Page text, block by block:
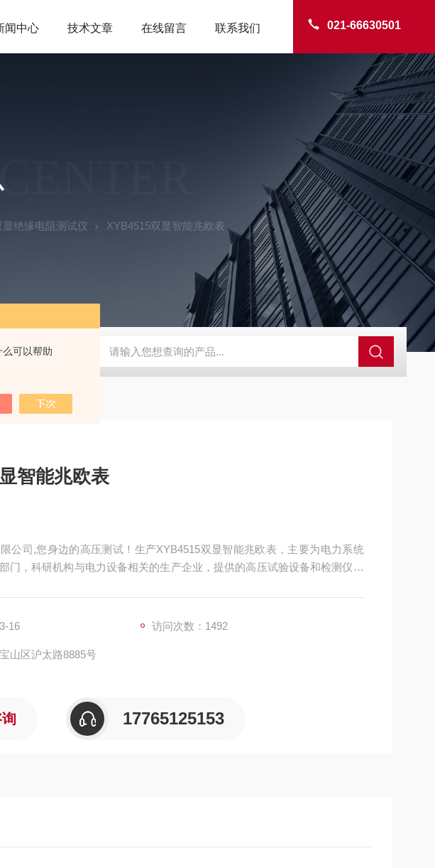
可以帮助
021-66630501
闻中心 技术文章 在线留言 联系我们
显绝缘电阻测试仪 XYB4515双显智能兆欧表
智能兆欧表
限公司,您身边的高压测试！生产XYB4515双显智能兆欧表，主要为电力系统
门，科研机构与电力设备相关的生产企业，提供的高压试验设备和检测仪器
16 访问次数：1492
山区沪太路8885号
17765125153